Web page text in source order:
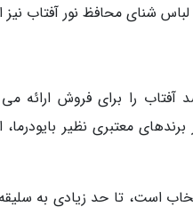
شنای محافظ نور آفتاب نیز
را برای فروش ارائه می
معتبری نظیر بایودرما،
است، تا حد زیادی به